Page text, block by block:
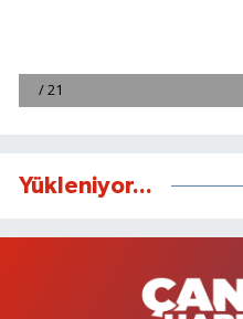
Yükleniyor...